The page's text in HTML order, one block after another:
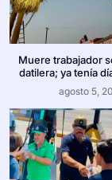
Muere trabajador
datilera; ya tenía
agosto 5,